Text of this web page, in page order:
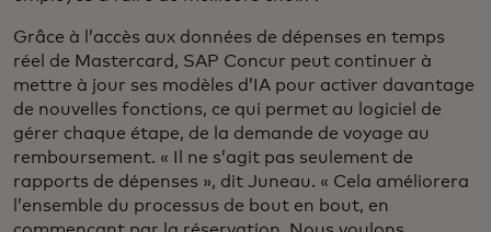
Grâce à l’accès aux données de dépenses en temps
réel de Mastercard, SAP Concur peut continuer à
mettre à jour ses modèles d’IA pour activer davantage
de nouvelles fonctions, ce qui permet au logiciel de
gérer chaque étape, de la demande de voyage au
remboursement. « Il ne s’agit pas seulement de
rapports de dépenses », dit Juneau. « Cela améliorera
l’ensemble du processus de bout en bout, en